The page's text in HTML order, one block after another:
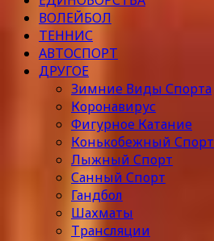
ВОЛЕЙБОЛ
ТЕННИС
АВТОСПОРТ
ДРУГОЕ
Зимние Виды Спорта
Коронавирус
Фигурное Катание
Конькобежный Спорт
Лыжный Спорт
Санный Спорт
Гандбол
Шахматы
Трансляции